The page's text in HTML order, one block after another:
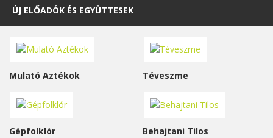
ÚJ ELŐADÓK ÉS EGYÜTTESEK
Mulató Aztékok Téveszme
Gépfolklór Behajtani Tilos